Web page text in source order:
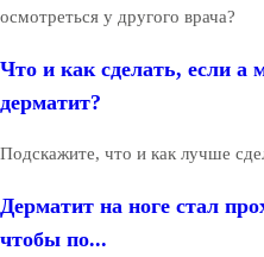
осмотреться у другого врача?
Что и как сделать, если а
дерматит?
Подскажите, что и как лучше
Дерматит на ноге стал
чтобы по...